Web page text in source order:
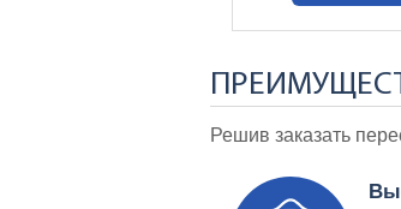
Решив заказать